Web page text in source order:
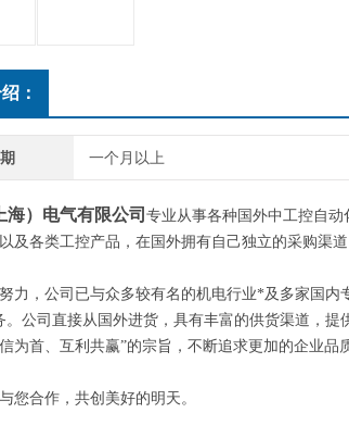
：
一个月以上
海）电气有限公司 专业从事各种国外中工控自动
及各类工控产品，在国外拥有自己独立的采购渠道
力，公司已与众多较有名的机电行业*及多家国
。公司直接从国外进货，具有丰富的供货渠道，
为首、互利共赢”的宗旨，不断追求更加的企业品
您合作，共创美好的明天。